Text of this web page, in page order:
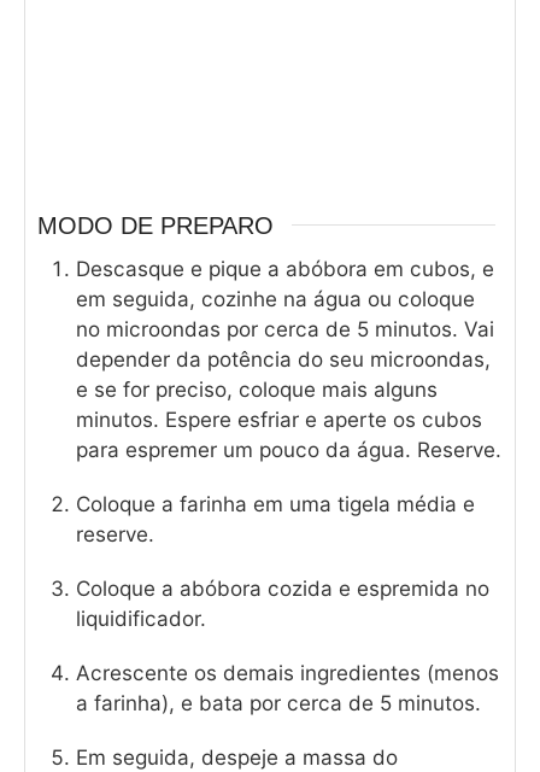
MODO DE PREPARO
Descasque e pique a abóbora em cubos, e
em seguida, cozinhe na água ou coloque
no microondas por cerca de 5 minutos. Vai
depender da potência do seu microondas,
e se for preciso, coloque mais alguns
minutos. Espere esfriar e aperte os cubos
para espremer um pouco da água. Reserve.
Coloque a farinha em uma tigela média e
reserve.
Coloque a abóbora cozida e espremida no
liquidificador.
Acrescente os demais ingredientes (menos
a farinha), e bata por cerca de 5 minutos.
Em seguida, despeje a massa do